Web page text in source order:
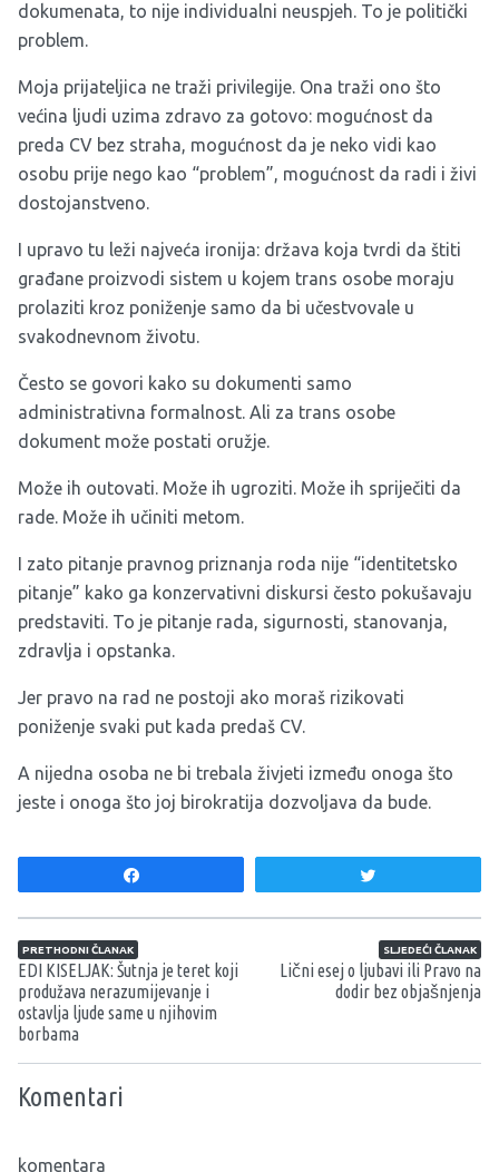
dokumenata, to nije individualni neuspjeh. To je politički
problem.
Moja prijateljica ne traži privilegije. Ona traži ono što
većina ljudi uzima zdravo za gotovo: mogućnost da
preda CV bez straha, mogućnost da je neko vidi kao
osobu prije nego kao “problem”, mogućnost da radi i živi
dostojanstveno.
I upravo tu leži najveća ironija: država koja tvrdi da štiti
građane proizvodi sistem u kojem trans osobe moraju
prolaziti kroz poniženje samo da bi učestvovale u
svakodnevnom životu.
Često se govori kako su dokumenti samo
administrativna formalnost. Ali za trans osobe
dokument može postati oružje.
Može ih outovati. Može ih ugroziti. Može ih spriječiti da
rade. Može ih učiniti metom.
I zato pitanje pravnog priznanja roda nije “identitetsko
pitanje” kako ga konzervativni diskursi često pokušavaju
predstaviti. To je pitanje rada, sigurnosti, stanovanja,
zdravlja i opstanka.
Jer pravo na rad ne postoji ako moraš rizikovati
poniženje svaki put kada predaš CV.
A nijedna osoba ne bi trebala živjeti između onoga što
jeste i onoga što joj birokratija dozvoljava da bude.
Navigacija članaka
PRETHODNI ČLANAK
EDI KISELJAK: Šutnja je teret koji
produžava nerazumijevanje i
ostavlja ljude same u njihovim
borbama
SLJEDEĆI ČLANAK
Lični esej o ljubavi ili Pravo na
dodir bez objašnjenja
Komentari
komentara